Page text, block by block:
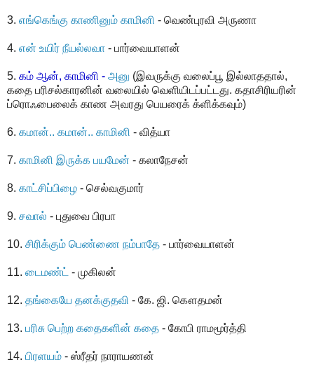
3. எங்கெங்கு காணினும் காமினி - வெண்புரவி அருணா
4. என் உயிர் நீயல்லவா - பார்வையாளன்
5. கம் ஆன், காமினி - அனு (இவருக்கு வலைப்பூ இல்லாததால்,
கதை பரிசல்காரனின் வலையில் வெளியிடப்பட்டது. கதாசிரியரின்
ப்ரொஃபைலைக் காண அவரது பெயரைக் க்ளிக்கவும்)
6. கமான்.. கமான்.. காமினி - வித்யா
7. காமினி இருக்க பயமேன் - கலாநேசன்
8. காட்சிப்பிழை - செல்வகுமார்
9. சவால் - புதுவை பிரபா
10. சிரிக்கும் பெண்ணை நம்பாதே - பார்வையாளன்
11. டைமண்ட் - முகிலன்
12. தங்கையே தனக்குதவி - கே. ஜி. கௌதமன்
13. பரிசு பெற்ற கதைகளின் கதை - கோபி ராமமூர்த்தி
14. பிரளயம் - ஸ்ரீதர் நாராயணன்